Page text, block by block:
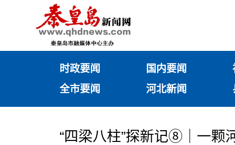
时政要闻 国内要闻
全市要闻
河北新闻
“四梁八柱”探新记⑧｜一颗